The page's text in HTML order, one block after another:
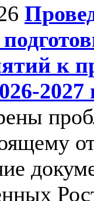
к
2027